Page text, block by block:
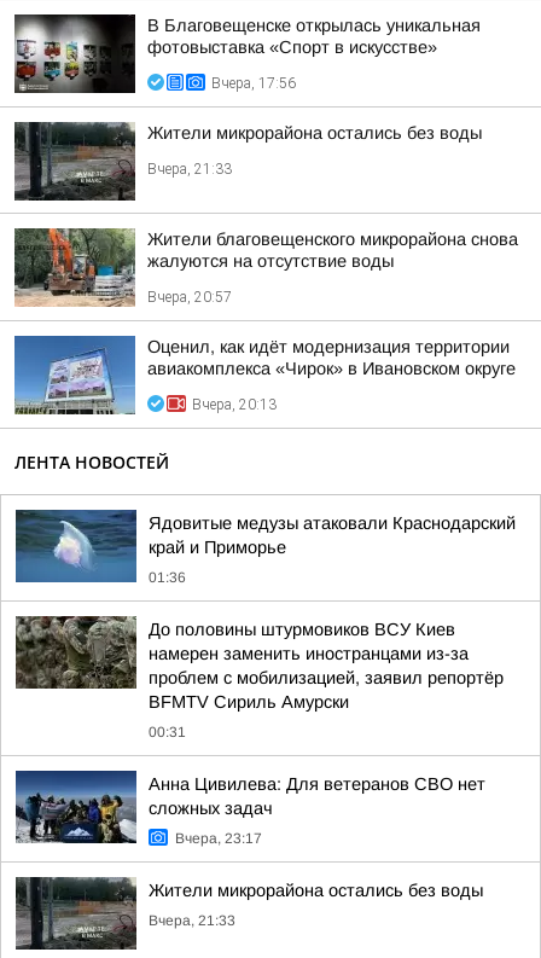
В Благовещенске открылась уникальная
фотовыставка «Спорт в искусстве»
Вчера, 17:56
Жители микрорайона остались без воды
Вчера, 21:33
Жители благовещенского микрорайона снова
жалуются на отсутствие воды
Вчера, 20:57
Оценил, как идёт модернизация территории
авиакомплекса «Чирок» в Ивановском округе
Вчера, 20:13
ЛЕНТА НОВОСТЕЙ
Ядовитые медузы атаковали Краснодарский
край и Приморье
01:36
До половины штурмовиков ВСУ Киев
намерен заменить иностранцами из-за
проблем с мобилизацией, заявил репортёр
BFMTV Сириль Амурски
00:31
Анна Цивилева: Для ветеранов СВО нет
сложных задач
Вчера, 23:17
Жители микрорайона остались без воды
Вчера, 21:33